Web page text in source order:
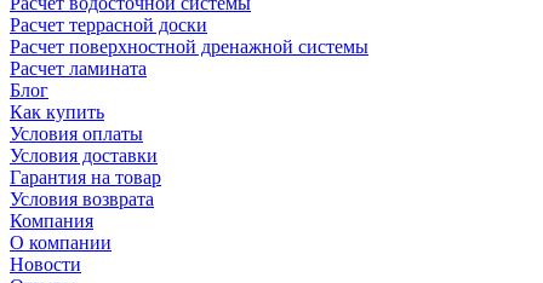
Расчет террасной доски
Расчет поверхностной дренажной системы
Расчет ламината
Блог
Как купить
Условия оплаты
Условия доставки
Гарантия на товар
Условия возврата
Компания
О компании
Новости